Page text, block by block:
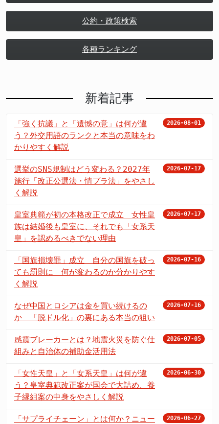
公約・政策検索
各種ランキング
新着記事
「強く抗議」と「遺憾の意」は何が違
う？外交用語のランクと本当の意味をわ
かりやすく解説
2026-08-01
選挙のSNS規制はどう変わる？2027年
施行「改正公選法・情プラ法」をやさし
く解説
2026-07-17
皇室典範が初の本格改正で成立 女性皇
族は結婚後も皇室に、それでも「女系天
皇」を認めるべきでない理由
2026-07-17
「国旗損壊罪」成立 自分の国旗を破っ
ても罰則に 何が変わるのか分かりやす
く解説
2026-07-16
なぜ中国とロシアは金を買い続けるの
か 「脱ドル化」の裏にある本当の狙い
2026-07-16
感震ブレーカーとは？地震火災を防ぐ仕
組みと自治体の補助金活用法
2026-07-05
「女性天皇」と「女系天皇」は何が違
う？皇室典範改正案が国会で大詰め、養
子縁組案の中身をやさしく解説
2026-06-30
「サプライチェーン」とは何か？ニュー
2026-06-27